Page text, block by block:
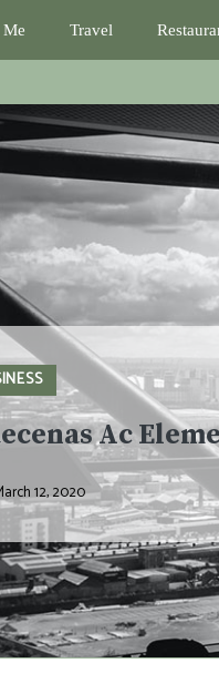
Travel
Ac
12, 2020